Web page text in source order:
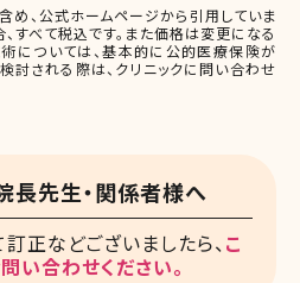
め、公式ホームページから引用していま
すべて税込です。また価格は変更になる
については、基本的に公的医療保険が
討される際は、クリニックに問い合わせ
長先生・関係者様へ
正などございましたら、こ
い合わせください。